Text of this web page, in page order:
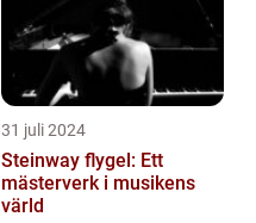
31 juli 2024
Steinway flygel: Ett
mästerverk i musikens
värld